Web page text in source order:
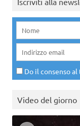
Do il consenso
Video del giorno